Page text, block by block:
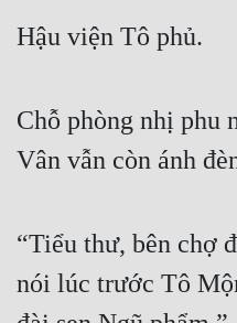
Hậu viện Tô phủ.
Chỗ phòng nhị phu
Vân vẫn còn ánh
“Tiểu thư, bên chợ
nói lúc trước Tô